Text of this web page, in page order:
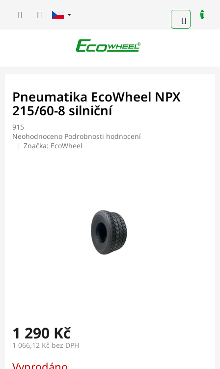
KOŠÍK
Pneumatika EcoWheel NPX
215/60-8 silniční
915
Průměrné
hodnocení
Neohodnoceno Podrobnosti hodnocení
Značka: EcoWheel
1 290 Kč
1 066,12 Kč bez DPH